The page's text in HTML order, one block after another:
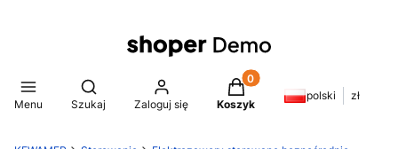
Menu
Otwórz wyszukiwarkę
Szukaj Zaloguj się
Produkty w koszyku: 0.
Koszyk
polski zł